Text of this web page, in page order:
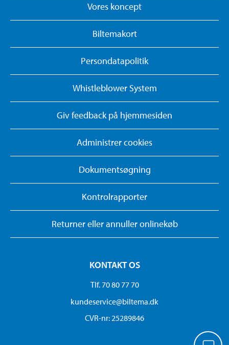
Vores koncept
Biltemakort
Persondatapolitik
Whistleblower System
Giv feedback på hjemmesiden
Administrer cookies
Dokumentsøgning
Kontrolrapporter
Returner eller annuller onlinekøb
KONTAKT OS
Tlf. 70 80 77 70
kundeservice@biltema.dk
CVR-nr: 25289846